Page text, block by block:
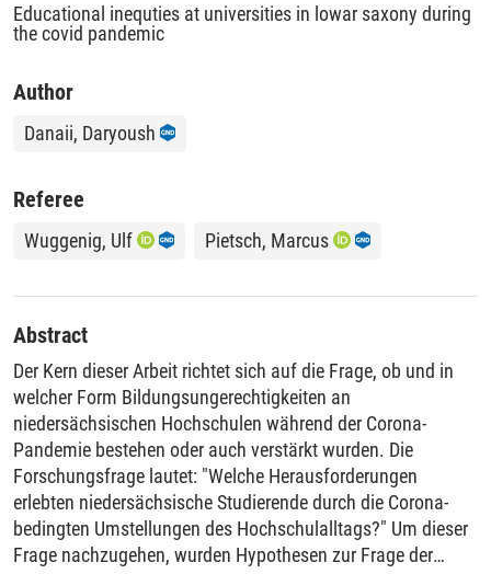
Educational inequties at universities in lowar saxony during
the covid pandemic
Author
Danaii, Daryoush
Referee
Wuggenig, Ulf Pietsch, Marcus
Abstract
Der Kern dieser Arbeit richtet sich auf die Frage, ob und in
welcher Form Bildungsungerechtigkeiten an
niedersächsischen Hochschulen während der Corona-
Pandemie bestehen oder auch verstärkt wurden. Die
Forschungsfrage lautet: "Welche Herausforderungen
erlebten niedersächsische Studierende durch die Corona-
bedingten Umstellungen des Hochschulalltags?" Um dieser
Frage nachzugehen, wurden Hypothesen zur Frage der